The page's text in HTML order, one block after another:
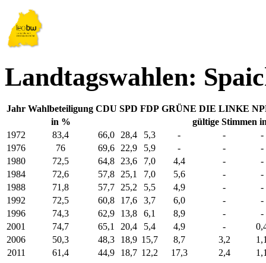
Landtagswahlen:
Jahr Wahlbeteiligung CDU SPD FDP GRÜNE DIE LINKE
in %
gültige Stimmen
1972
83,4 66,0 28,4 5,3 - -
-
1976
76 69,6 22,9 5,9 - -
-
1980
72,5 64,8 23,6 7,0 4,4 -
-
1984
72,6 57,8 25,1 7,0 5,6 -
-
1988
71,8 57,7 25,2 5,5 4,9 -
-
1992
72,5 60,8 17,6 3,7 6,0 -
-
1996
74,3 62,9 13,8 6,1 8,9 -
-
2001
74,7 65,1 20,4 5,4 4,9 -
2006
50,3 48,3 18,9 15,7 8,7 3,2
2011
61,4 44,9 18,7 12,2 17,3 2,4